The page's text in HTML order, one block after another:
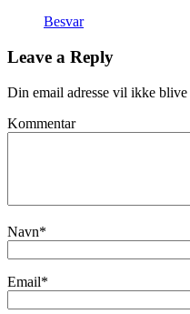
Besvar
Leave a Reply
Din email adresse vil ikke
Kommentar
Navn*
Email*